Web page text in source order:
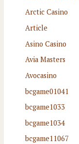
Arctic Casino
Article
Asino Casino
Avia Masters
Avocasino
bcgame01041
bcgame1033
bcgame1034
bcgame11067